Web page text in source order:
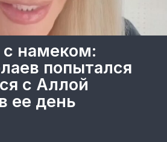
намеком:
попытался
с Аллой
ее день